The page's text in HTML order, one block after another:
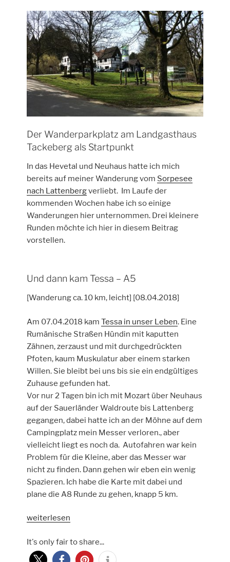
Der Wanderparkplatz am Landgasthaus
Tackeberg als Startpunkt
In das Hevetal und Neuhaus hatte ich mich
bereits auf meiner Wanderung vom Sorpesee
nach Lattenbergverliebt. Im Laufe der
kommenden Wochen habe ich so einige
Wanderungen hier unternommen. Drei kleinere
Runden möchte ich hier in diesem Beitrag
vorstellen.
Und dann kam Tessa – A5
[Wanderung ca. 10 km, leicht] [08.04.2018]
Am 07.04.2018 kamTessa in unser Leben. Eine
Rumänische Straßen Hündin mit kaputten
Zähnen, zerzaust und mit durchgedrückten
Pfoten, kaum Muskulatur aber einem starken
Willen. Sie bleibt bei uns bis sie ein endgültiges
Zuhause gefunden hat.
Vor nur 2 Tagen bin ich mit Mozart über Neuhaus
auf der Sauerländer Waldroute bis Lattenberg
gegangen, dabei hatte ich an der Möhne auf dem
Campingplatz mein Messer verloren., aber
vielleicht liegt es noch da. Autofahren war kein
Problem für die Kleine, aber das Messer war
nicht zu finden. Dann gehen wir eben ein wenig
Spazieren. Ich habe die Karte mit dabei und
plane die A8 Runde zu gehen, knapp 5 km.
„Drei
Wanderungen
im
weiterlesen
It's only fair to share...